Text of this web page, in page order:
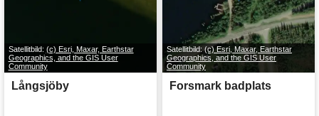
Satellitbild: (c) Esri, Maxar, Earthstar
Geographics, and the GIS User
Community
Långsjöby
Satellitbild: (c) Esri, Maxar, Earthstar
Geographics, and the GIS User
Community
Forsmark badplats